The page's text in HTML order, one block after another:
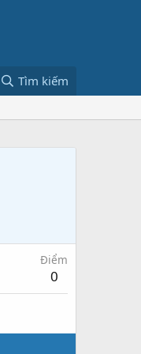
Tìm kiếm
Điểm
0